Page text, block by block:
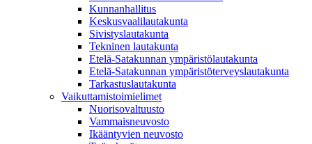
Kunnanhallitus
Keskusvaalilautakunta
Sivistyslautakunta
Tekninen lautakunta
Etelä-Satakunnan ympäristölautakunta
Etelä-Satakunnan ympäristöterveyslautakunta
Tarkastuslautakunta
Vaikuttamistoimielimet
Nuorisovaltuusto
Vammaisneuvosto
Ikääntyvien neuvosto